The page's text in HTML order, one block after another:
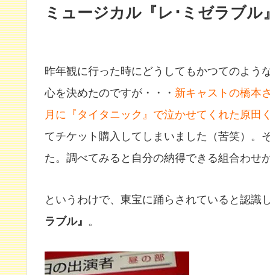
ミュージカル『レ･ミゼラブル
昨年観に行った時にどうしてもかつてのよう
心を決めたのですが・・・ 新キャストの橋本
月に『タイタニック』で泣かせてくれた原田
てチケット購入してしまいました（苦笑）。
た。調べてみると自分の納得できる組合わせ
というわけで、東宝に踊らされていると認識
ラブル』 。